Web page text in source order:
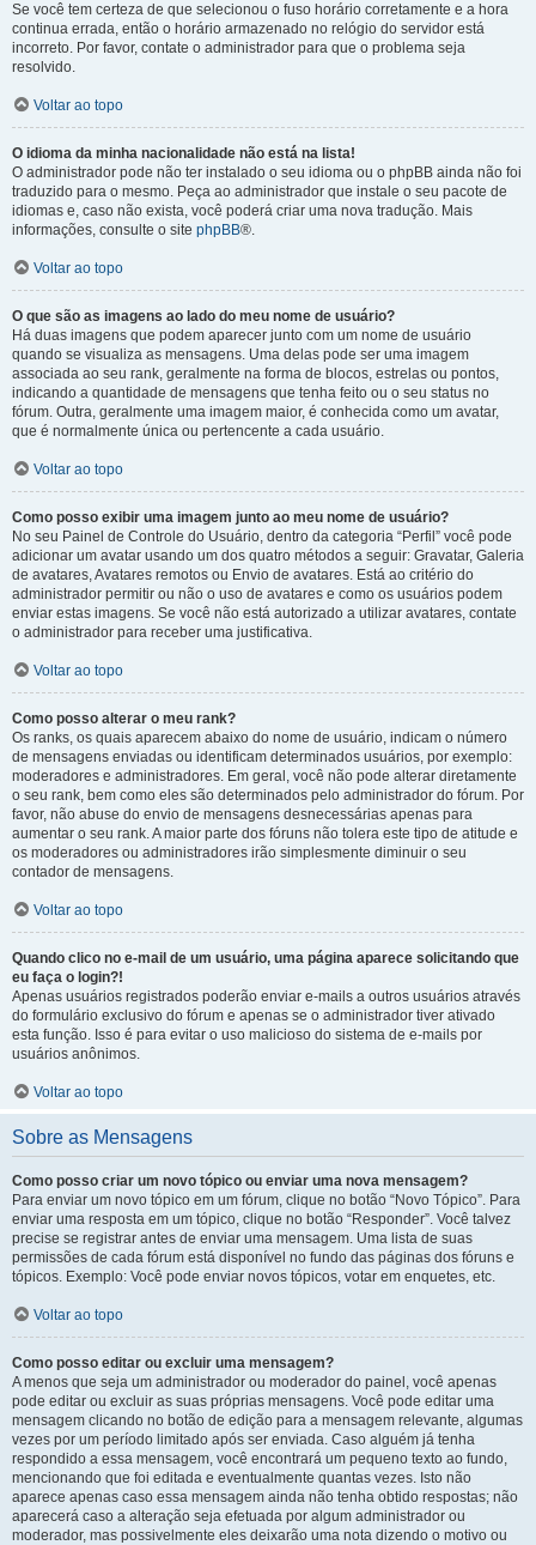
Se você tem certeza de que selecionou o fuso horário corretamente e a hora
continua errada, então o horário armazenado no relógio do servidor está
incorreto. Por favor, contate o administrador para que o problema seja
resolvido.
Voltar ao topo
O idioma da minha nacionalidade não está na lista!
O administrador pode não ter instalado o seu idioma ou o phpBB ainda não foi
traduzido para o mesmo. Peça ao administrador que instale o seu pacote de
idiomas e, caso não exista, você poderá criar uma nova tradução. Mais
informações, consulte o site phpBB®.
Voltar ao topo
O que são as imagens ao lado do meu nome de usuário?
Há duas imagens que podem aparecer junto com um nome de usuário
quando se visualiza as mensagens. Uma delas pode ser uma imagem
associada ao seu rank, geralmente na forma de blocos, estrelas ou pontos,
indicando a quantidade de mensagens que tenha feito ou o seu status no
fórum. Outra, geralmente uma imagem maior, é conhecida como um avatar,
que é normalmente única ou pertencente a cada usuário.
Voltar ao topo
Como posso exibir uma imagem junto ao meu nome de usuário?
No seu Painel de Controle do Usuário, dentro da categoria “Perfil” você pode
adicionar um avatar usando um dos quatro métodos a seguir: Gravatar, Galeria
de avatares, Avatares remotos ou Envio de avatares. Está ao critério do
administrador permitir ou não o uso de avatares e como os usuários podem
enviar estas imagens. Se você não está autorizado a utilizar avatares, contate
o administrador para receber uma justificativa.
Voltar ao topo
Como posso alterar o meu rank?
Os ranks, os quais aparecem abaixo do nome de usuário, indicam o número
de mensagens enviadas ou identificam determinados usuários, por exemplo:
moderadores e administradores. Em geral, você não pode alterar diretamente
o seu rank, bem como eles são determinados pelo administrador do fórum. Por
favor, não abuse do envio de mensagens desnecessárias apenas para
aumentar o seu rank. A maior parte dos fóruns não tolera este tipo de atitude e
os moderadores ou administradores irão simplesmente diminuir o seu
contador de mensagens.
Voltar ao topo
Quando clico no e-mail de um usuário, uma página aparece solicitando que
eu faça o login?!
Apenas usuários registrados poderão enviar e-mails a outros usuários através
do formulário exclusivo do fórum e apenas se o administrador tiver ativado
esta função. Isso é para evitar o uso malicioso do sistema de e-mails por
usuários anônimos.
Voltar ao topo
Sobre as Mensagens
Como posso criar um novo tópico ou enviar uma nova mensagem?
Para enviar um novo tópico em um fórum, clique no botão “Novo Tópico”. Para
enviar uma resposta em um tópico, clique no botão “Responder”. Você talvez
precise se registrar antes de enviar uma mensagem. Uma lista de suas
permissões de cada fórum está disponível no fundo das páginas dos fóruns e
tópicos. Exemplo: Você pode enviar novos tópicos, votar em enquetes, etc.
Voltar ao topo
Como posso editar ou excluir uma mensagem?
A menos que seja um administrador ou moderador do painel, você apenas
pode editar ou excluir as suas próprias mensagens. Você pode editar uma
mensagem clicando no botão de edição para a mensagem relevante, algumas
vezes por um período limitado após ser enviada. Caso alguém já tenha
respondido a essa mensagem, você encontrará um pequeno texto ao fundo,
mencionando que foi editada e eventualmente quantas vezes. Isto não
aparece apenas caso essa mensagem ainda não tenha obtido respostas; não
aparecerá caso a alteração seja efetuada por algum administrador ou
moderador, mas possivelmente eles deixarão uma nota dizendo o motivo ou